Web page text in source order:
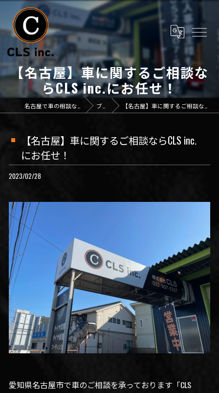
【名古屋】車に関するご相談な
らCLS inc.にお任せ！
ブログ 【名古屋】車に関するご相談ならCLS inc.にお任せ！
【名古屋】車に関するご相談ならCLS inc.
にお任せ！
2023/02/28
愛知県名古屋市で車のご相談を承っております「CLS